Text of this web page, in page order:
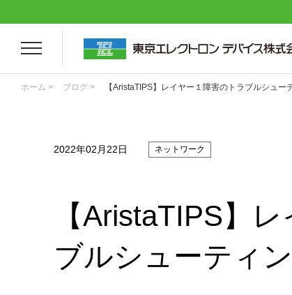
ホーム > ブログ > 【AristaTIPS】レイヤー１障害のトラブルシュー
2022年02月22日 ネットワーク
【AristaTIPS】
ブルシューティ